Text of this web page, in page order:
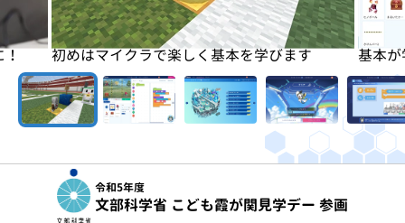
！ 初めはマイクラで楽しく基本を学びます 基本
令和5年度
文部科学省 こども霞が関見学デー 参画